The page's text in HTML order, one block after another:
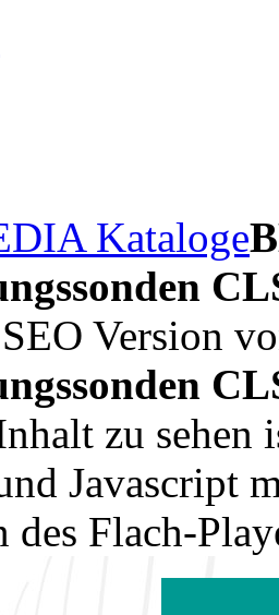
Kataloge
Version
zu sehen
Javascript
des Flach-